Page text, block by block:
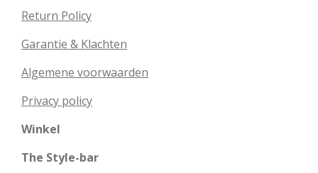
Return Policy
Garantie & Klachten
Algemene voorwaarden
Privacy policy
Winkel
The Style-bar